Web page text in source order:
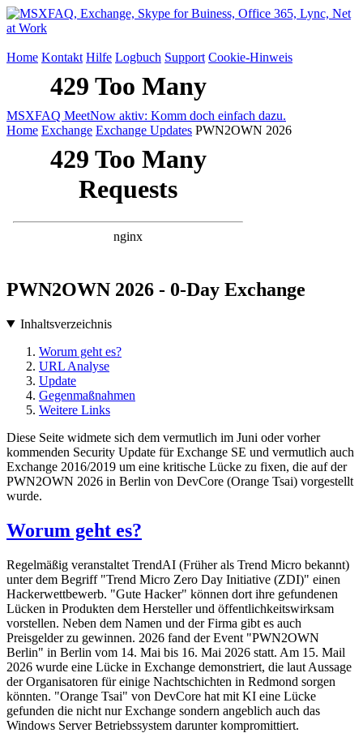
Home Kontakt Hilfe Logbuch Support Cookie-Hinweis
MSXFAQ MeetNow aktiv: Komm doch einfach dazu.
Home Exchange Exchange Updates PWN2OWN 2026
PWN2OWN 2026 - 0-Day Exchange
Inhaltsverzeichnis
Worum geht es?
URL Analyse
Update
Gegenmaßnahmen
Weitere Links
Diese Seite widmete sich dem vermutlich im Juni oder vorher
kommenden Security Update für Exchange SE und vermutlich auch
Exchange 2016/2019 um eine kritische Lücke zu fixen, die auf der
PWN2OWN 2026 in Berlin von DevCore (Orange Tsai) vorgestellt
wurde.
Worum geht es?
Regelmäßig veranstaltet TrendAI (Früher als Trend Micro bekannt)
unter dem Begriff "Trend Micro Zero Day Initiative (ZDI)" einen
Hackerwettbewerb. "Gute Hacker" können dort ihre gefundenen
Lücken in Produkten dem Hersteller und öffentlichkeitswirksam
vorstellen. Neben dem Namen und der Firma gibt es auch
Preisgelder zu gewinnen. 2026 fand der Event "PWN2OWN
Berlin" in Berlin vom 14. Mai bis 16. Mai 2026 statt. Am 15. Mail
2026 wurde eine Lücke in Exchange demonstriert, die laut Aussage
der Organisatoren für einige Nachtschichten in Redmond sorgen
könnten. "Orange Tsai" von DevCore hat mit KI eine Lücke
gefunden die nicht nur Exchange sondern angeblich auch das
Windows Server Betriebssystem darunter kompromittiert.